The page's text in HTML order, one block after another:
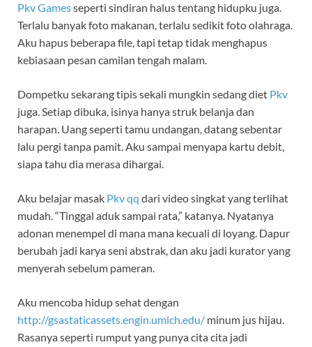
Pkv Gamesseperti sindiran halus tentang hidupku juga.
Terlalu banyak foto makanan, terlalu sedikit foto olahraga.
Aku hapus beberapa file, tapi tetap tidak menghapus
kebiasaan pesan camilan tengah malam.
Dompetku sekarang tipis sekali mungkin sedang diet Pkv
juga. Setiap dibuka, isinya hanya struk belanja dan
harapan. Uang seperti tamu undangan, datang sebentar
lalu pergi tanpa pamit. Aku sampai menyapa kartu debit,
siapa tahu dia merasa dihargai.
Aku belajar masak Pkv qq dari video singkat yang terlihat
mudah. “Tinggal aduk sampai rata,” katanya. Nyatanya
adonan menempel di mana mana kecuali di loyang. Dapur
berubah jadi karya seni abstrak, dan aku jadi kurator yang
menyerah sebelum pameran.
Aku mencoba hidup sehat dengan
http://gsastaticassets.engin.umich.edu/ minum jus hijau.
Rasanya seperti rumput yang punya cita cita jadi